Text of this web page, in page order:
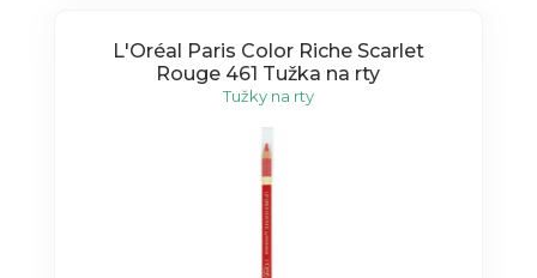
L'Oréal Paris Color Riche Scarlet
Rouge 461 Tužka na rty
Tužky na rty